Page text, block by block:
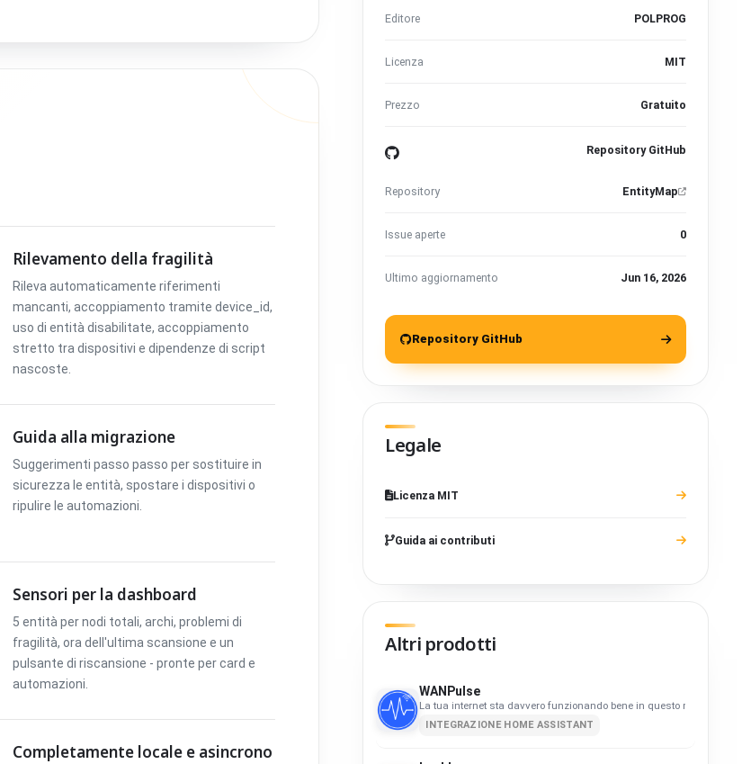
Rilevamento della fragilità
Rileva automaticamente riferimenti
mancanti, accoppiamento tramite device_id,
uso di entità disabilitate, accoppiamento
stretto tra dispositivi e dipendenze di script
nascoste.
Guida alla migrazione
Suggerimenti passo passo per sostituire in
sicurezza le entità, spostare i dispositivi o
ripulire le automazioni.
Sensori per la dashboard
5 entità per nodi totali, archi, problemi di
fragilità, ora dell'ultima scansione e un
pulsante di riscansione - pronte per card e
automazioni.
Completamente locale e asincrono
Editore POLPROG
Licenza MIT
Prezzo Gratuito
Repository GitHub
Repository EntityMap
Issue aperte 0
Ultimo aggiornamento Jun 16, 2026
Repository GitHub
Legale
Licenza MIT
Guida ai contributi
Altri prodotti
WANPulse
La tua internet sta davvero funzionando bene in questo momento?
INTEGRAZIONE HOME ASSISTANT